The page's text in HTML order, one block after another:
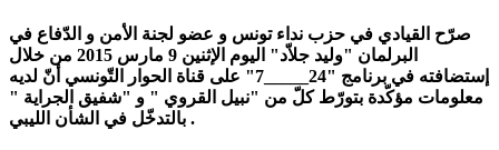
صرّح القيادي في حزب نداء تونس و عضو لجنة الأمن و الدّفاع في
البرلمان "وليد جلاّد" اليوم الإثنين 9 مارس 2015 من خلال
إستضافته في برنامج "24_____7" على قناة الحوار التّونسي أنّ لديه
معلومات مؤكّدة بتورّط كلّ من "نبيل القروي " و "شفيق الجراية "
بالتدخّل في الشأن الليبي .